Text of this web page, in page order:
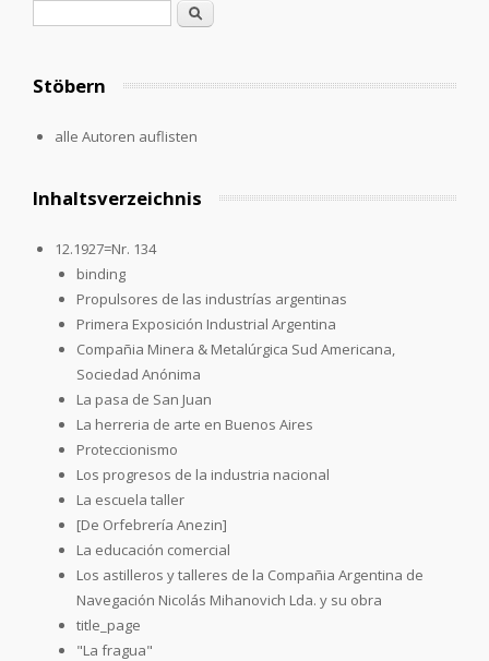
Search
Stöbern
alle Autoren auflisten
Inhaltsverzeichnis
12.1927=Nr. 134
binding
Propulsores de las industrías argentinas
Primera Exposición Industrial Argentina
Compañia Minera & Metalúrgica Sud Americana,
Sociedad Anónima
La pasa de San Juan
La herreria de arte en Buenos Aires
Proteccionismo
Los progresos de la industria nacional
La escuela taller
[De Orfebrería Anezin]
La educación comercial
Los astilleros y talleres de la Compañia Argentina de
Navegación Nicolás Mihanovich Lda. y su obra
title_page
"La fragua"